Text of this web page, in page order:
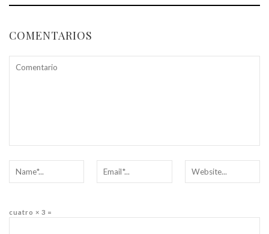
COMENTARIOS
cuatro × 3 =